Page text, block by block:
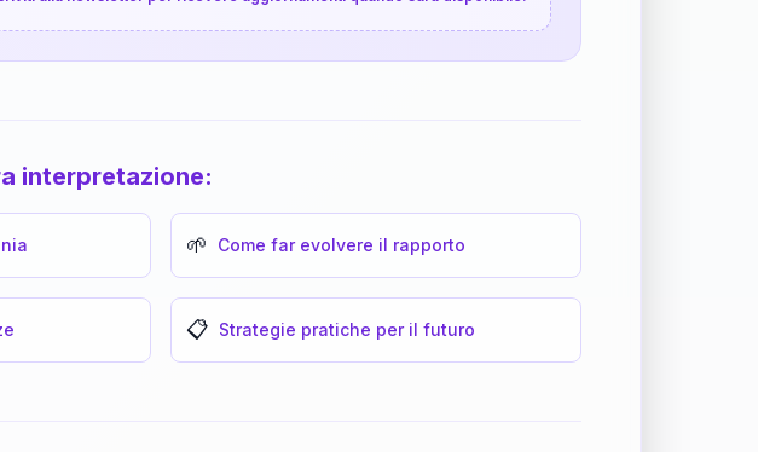
interpretazione:
🌱 Come far evolvere il rapporto
📋 Strategie pratiche per il futuro